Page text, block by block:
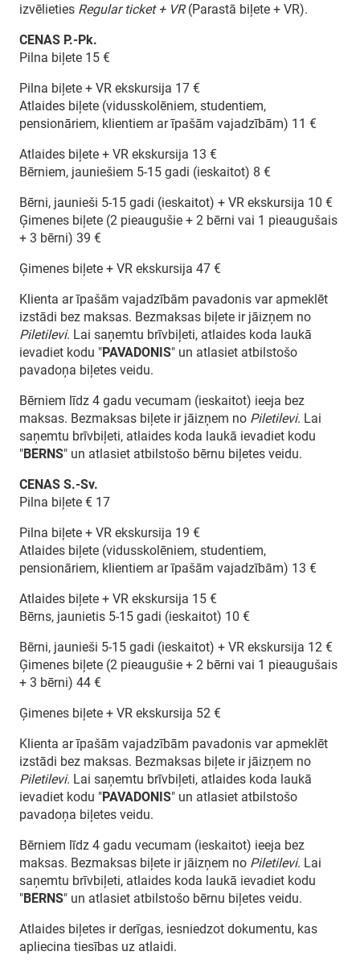
izvēlieties Regular ticket + VR(Parastā biļete + VR).
CENAS P.-Pk.
Pilna biļete 15 €
Pilna biļete + VR ekskursija 17 €
Atlaides biļete (vidusskolēniem, studentiem,
pensionāriem, klientiem ar īpašām vajadzībām) 11 €
Atlaides biļete + VR ekskursija 13 €
Bērniem, jauniešiem 5-15 gadi (ieskaitot) 8 €
Bērni, jaunieši 5-15 gadi (ieskaitot) + VR ekskursija 10 €
Ģimenes biļete (2 pieaugušie + 2 bērni vai 1 pieaugušais
+ 3 bērni) 39 €
Ģimenes biļete + VR ekskursija 47 €
Klienta ar īpašām vajadzībām pavadonis var apmeklēt
izstādi bez maksas. Bezmaksas biļete ir jāizņem no
Piletilevi. Lai saņemtu brīvbiļeti, atlaides koda laukā
ievadiet kodu "PAVADONIS" un atlasiet atbilstošo
pavadoņa biļetes veidu.
Bērniem līdz 4 gadu vecumam (ieskaitot) ieeja bez
maksas. Bezmaksas biļete ir jāizņem no Piletilevi. Lai
saņemtu brīvbiļeti, atlaides koda laukā ievadiet kodu
"BĒRNS" un atlasiet atbilstošo bērnu biļetes veidu.
CENAS S.-Sv.
Pilna biļete € 17
Pilna biļete + VR ekskursija 19 €
Atlaides biļete (vidusskolēniem, studentiem,
pensionāriem, klientiem ar īpašām vajadzībām) 13 €
Atlaides biļete + VR ekskursija 15 €
Bērns, jaunietis 5-15 gadi (ieskaitot) 10 €
Bērni, jaunieši 5-15 gadi (ieskaitot) + VR ekskursija 12 €
Ģimenes biļete (2 pieaugušie + 2 bērni vai 1 pieaugušais
+ 3 bērni) 44 €
Ģimenes biļete + VR ekskursija 52 €
Klienta ar īpašām vajadzībām pavadonis var apmeklēt
izstādi bez maksas. Bezmaksas biļete ir jāizņem no
Piletilevi. Lai saņemtu brīvbiļeti, atlaides koda laukā
ievadiet kodu "PAVADONIS" un atlasiet atbilstošo
pavadoņa biļetes veidu.
Bērniem līdz 4 gadu vecumam (ieskaitot) ieeja bez
maksas. Bezmaksas biļete ir jāizņem no Piletilevi. Lai
saņemtu brīvbiļeti, atlaides koda laukā ievadiet kodu
"BĒRNS" un atlasiet atbilstošo bērnu biļetes veidu.
Atlaides biļetes ir derīgas, iesniedzot dokumentu, kas
apliecina tiesības uz atlaidi.